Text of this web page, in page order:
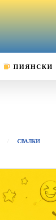
ПИЯНСКИ
СВАЛКИ